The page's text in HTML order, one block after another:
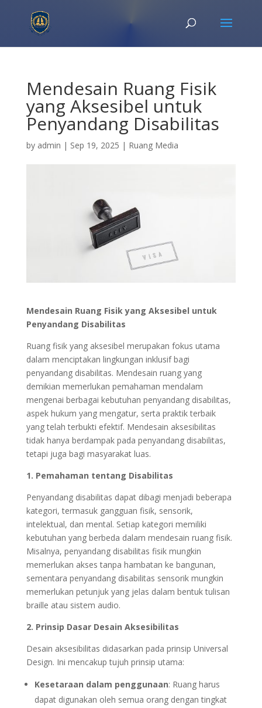
Mendesain Ruang Fisik
yang Aksesibel untuk
Penyandang Disabilitas
by admin | Sep 19, 2025 | Ruang Media
Mendesain Ruang Fisik yang Aksesibel untuk
Penyandang Disabilitas
Ruang fisik yang aksesibel merupakan fokus utama
dalam menciptakan lingkungan inklusif bagi
penyandang disabilitas. Mendesain ruang yang
demikian memerlukan pemahaman mendalam
mengenai berbagai kebutuhan penyandang disabilitas,
aspek hukum yang mengatur, serta praktik terbaik
yang telah terbukti efektif. Mendesain aksesibilitas
tidak hanya berdampak pada penyandang disabilitas,
tetapi juga bagi masyarakat luas.
1. Pemahaman tentang Disabilitas
Penyandang disabilitas dapat dibagi menjadi beberapa
kategori, termasuk gangguan fisik, sensorik,
intelektual, dan mental. Setiap kategori memiliki
kebutuhan yang berbeda dalam mendesain ruang fisik.
Misalnya, penyandang disabilitas fisik mungkin
memerlukan akses tanpa hambatan ke bangunan,
sementara penyandang disabilitas sensorik mungkin
memerlukan petunjuk yang jelas dalam bentuk tulisan
braille atau sistem audio.
2. Prinsip Dasar Desain Aksesibilitas
Desain aksesibilitas didasarkan pada prinsip Universal
Design. Ini mencakup tujuh prinsip utama:
Kesetaraan dalam penggunaan: Ruang harus
dapat digunakan oleh semua orang dengan tingkat